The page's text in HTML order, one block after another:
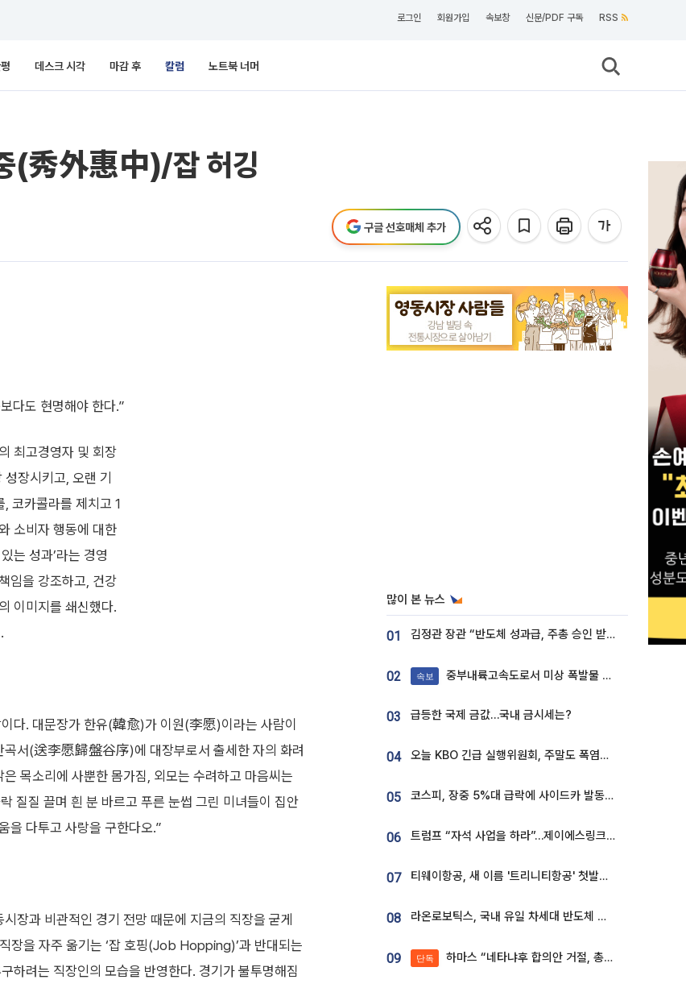
로그인 회원가입 속보창 신문/PDF 구독 RSS
데스크 시각 마감 후 칼럼 노트북 너머
(秀外惠中)/잡 허깅
구글 선호매체 추가
다도 현명해야 한다.”
최고경영자 및 회장
장시키고, 오랜 기
코카콜라를 제치고 1
소비자 행동에 대한
는 성과’라는 경영
임을 강조하고, 건강
이미지를 쇄신했다.
다. 대문장가 한유(韓愈)가 이원(李愿)이라는 사람이
곡서(送李愿歸盤谷序)에 대장부로서 출세한 자의 화려
목소리에 사뿐한 몸가짐, 외모는 수려하고 마음씨는
질질 끌며 흰 분 바르고 푸른 눈썹 그린 미녀들이 집안
을 다투고 사랑을 구한다오.”
장과 비관적인 경기 전망 때문에 지금의 직장을 굳게
장을 자주 옮기는 ‘잡 호핑(Job Hopping)’과 반대되는
하려는 직장인의 모습을 반영한다. 경기가 불투명해짐
많이 본 뉴스
01 김정관 장관 “반도체 성과급, 주총 승인 받도록”…상법·자본시장법 개정 시사
02 속보 중부내륙고속도로서 미상 폭발물 발견
03 급등한 국제 금값…국내 금시세는?
04 오늘 KBO 긴급 실행위원회, 주말도 폭염취소 될까
05 코스피, 장중 5%대 급락에 사이드카 발동…삼성·SK 동반 폭락
06 트럼프 “자석 사업을 하라”…제이에스링크, 비중국 영구자석 공급망 구축 속도
07 티웨이항공, 새 이름 '트리니티항공' 첫발…SSC 전략 본격화
08 라온로보틱스, 국내 유일 차세대 반도체 공정 로봇 개발 ‘고객사 테스트 진행’
09 단독 하마스 “네타냐후 합의안 거절, 총선 앞두고 시간 끌기”